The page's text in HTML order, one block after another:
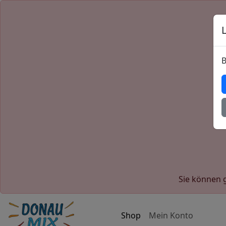
Sie können
Shop Mein Konto